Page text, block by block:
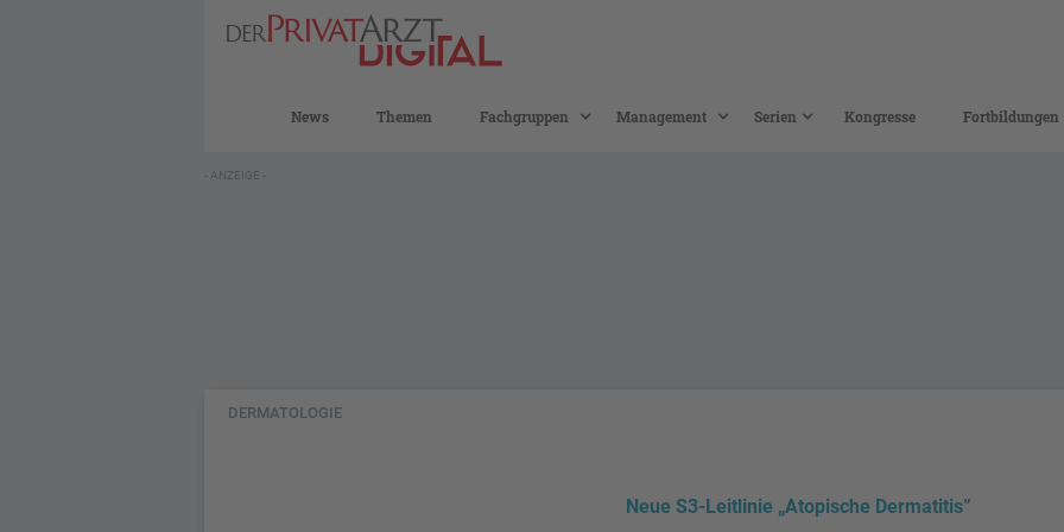
News Themen Fachgruppen Management Serien Kongresse Fortbildungen
- ANZEIGE -
DERMATOLOGIE
Neue S3-Leitlinie „Atopische Dermatitis”